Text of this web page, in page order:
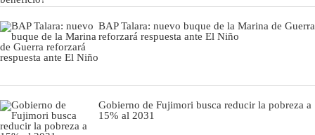
BAP Talara: nuevo buque de la Marina de Guerra
reforzará respuesta ante El Niño
Gobierno de Fujimori busca reducir la pobreza a
15% al 2031